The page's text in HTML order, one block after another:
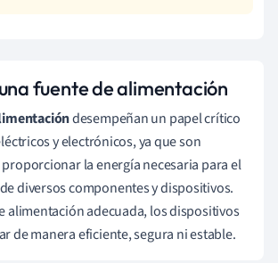
fuente de alimentación
desempeñan un papel crítico
y electrónicos, ya que son
la energía necesaria para el
diversos componentes y dispositivos.
alimentación adecuada, los dispositivos
de manera eficiente, segura ni estable.